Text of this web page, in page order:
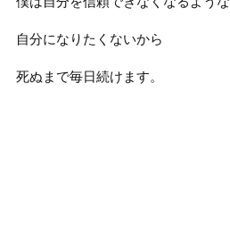
自分になりたくないから
死ぬまで毎日続けます。